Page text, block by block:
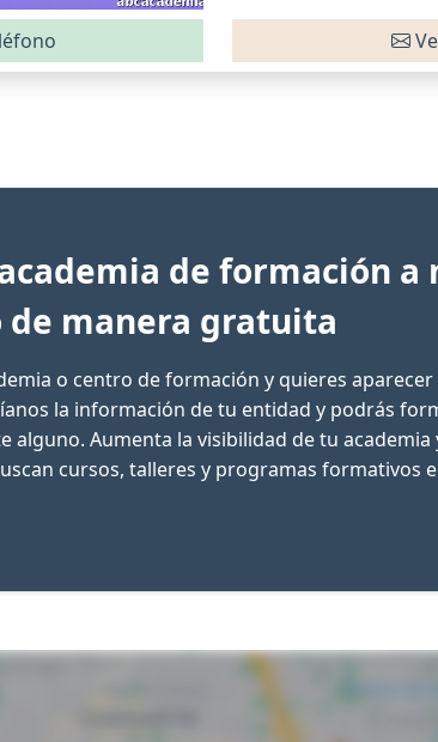
de formación a
manera gratuita
o centro de formación y quieres
la información de tu entidad y podrás
alguno. Aumenta la visibilidad de tu
cursos, talleres y programas formativos